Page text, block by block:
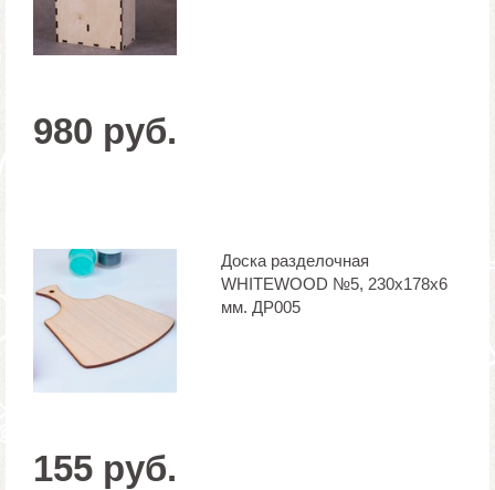
980 руб.
Доска разделочная
WHITEWOOD №5, 230х178х6
мм. ДР005
155 руб.